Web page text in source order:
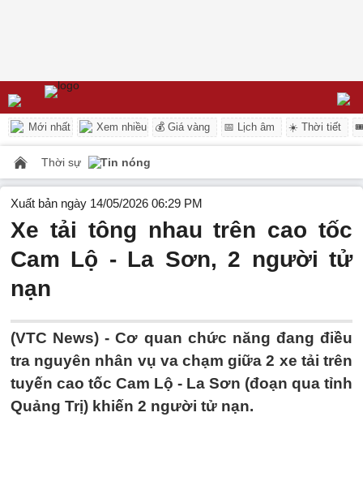
Mới nhất Xem nhiều 💰 Giá vàng 📅 Lịch âm ☀️ Thời tiết
Thời sự Tin nóng
Xuất bản ngày 14/05/2026 06:29 PM
Xe tải tông nhau trên cao tốc
Cam Lộ - La Sơn, 2 người tử
nạn
(VTC News) -Cơ quan chức năng đang điều
tra nguyên nhân vụ va chạm giữa 2 xe tải trên
tuyến cao tốc Cam Lộ - La Sơn (đoạn qua tỉnh
Quảng Trị) khiến 2 người tử nạn.